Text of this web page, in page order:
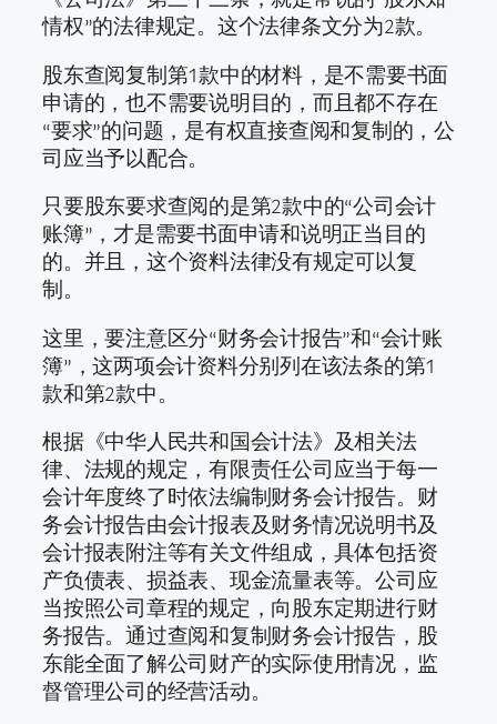
情权”的法律规定。这个法律条文分为2款。
股东查阅复制第1款中的材料，是不需要书面
申请的，也不需要说明目的，而且都不存在
“要求”的问题，是有权直接查阅和复制的，公
司应当予以配合。
只要股东要求查阅的是第2款中的“公司会计
账簿”，才是需要书面申请和说明正当目的
的。并且，这个资料法律没有规定可以复
制。
这里，要注意区分“财务会计报告”和“会计账
簿”，这两项会计资料分别列在该法条的第1
款和第2款中。
根据《中华人民共和国会计法》及相关法
律、法规的规定，有限责任公司应当于每一
会计年度终了时依法编制财务会计报告。财
务会计报告由会计报表及财务情况说明书及
会计报表附注等有关文件组成，具体包括资
产负债表、损益表、现金流量表等。公司应
当按照公司章程的规定，向股东定期进行财
务报告。通过查阅和复制财务会计报告，股
东能全面了解公司财产的实际使用情况，监
督管理公司的经营活动。